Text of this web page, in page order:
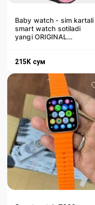
Baby watch - sim kartali
smart watch sotiladi
yangi ORIGINAL
215K сум